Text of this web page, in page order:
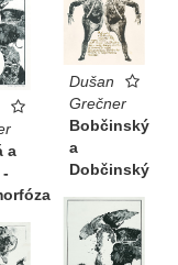
a
Dušan
Grečner
Bobčinský
a
Dobčinský